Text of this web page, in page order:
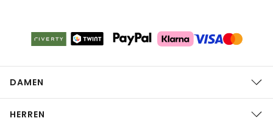
DAMEN
HERREN